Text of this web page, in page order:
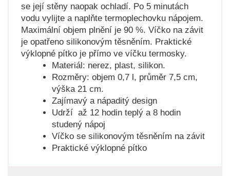
se její stěny naopak ochladí. Po 5 minutách
vodu vylijte a naplňte termoplechovku nápojem.
Maximální objem plnění je 90 %. Víčko na závit
je opatřeno silikonovým těsněním. Praktické
výklopné pítko je přímo ve víčku termosky.
Materiál: nerez, plast, silikon.
Rozměry: objem 0,7 l, průměr 7,5 cm,
výška 21 cm.
Zajímavý a nápaditý design
Udrží až 12 hodin teplý a 8 hodin
studený nápoj
Víčko se silikonovým těsněním na závit
Praktické výklopné pítko